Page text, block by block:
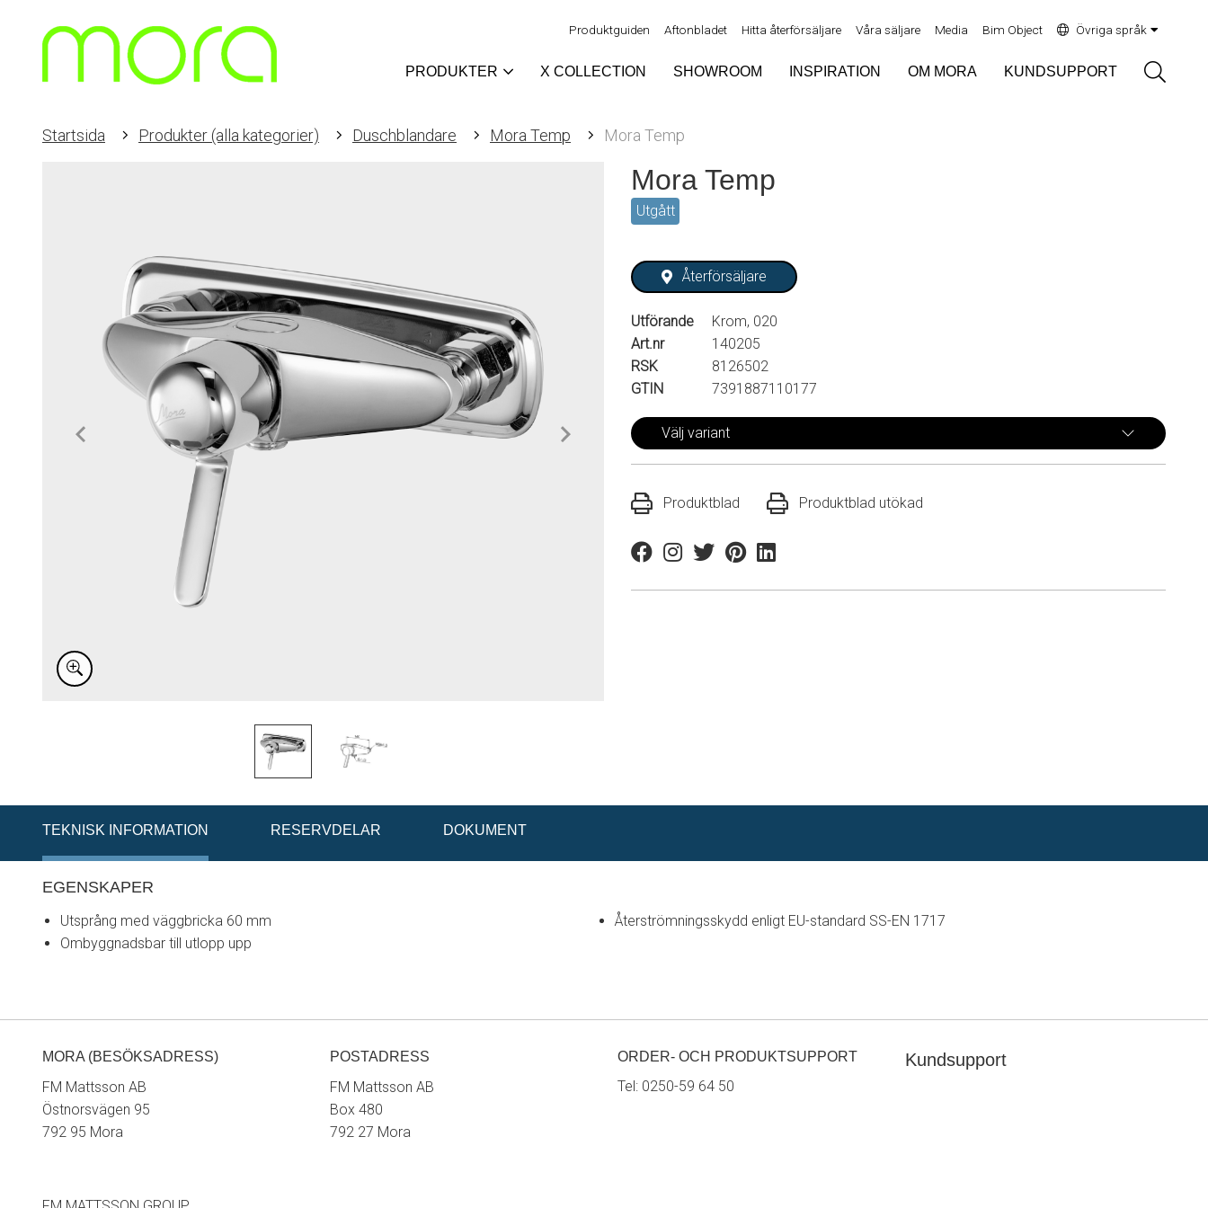
Produktguiden Aftonbladet Hitta återförsäljare Våra säljare Media Bim Object Övriga språk
PRODUKTER X COLLECTION SHOWROOM INSPIRATION OM MORA KUNDSUPPORT
Startsida Produkter (alla kategorier) Duschblandare Mora Temp Mora Temp
Mora Temp
Utgått
Återförsäljare
Utförande
Krom, 020
Art.nr
140205
RSK
8126502
GTIN
7391887110177
Välj variant
Produktblad Produktblad utökad
FacebookInstagram
TwitterPinterestLinkedin
TEKNISK INFORMATION RESERVDELAR DOKUMENT
EGENSKAPER
Utsprång med väggbricka 60 mm
Ombyggnadsbar till utlopp upp
Återströmningsskydd enligt EU-standard SS-EN 1717
MORA (BESÖKSADRESS)
FM Mattsson AB
Östnorsvägen 95
792 95 Mora
POSTADRESS
FM Mattsson AB
Box 480
792 27 Mora
ORDER- OCH PRODUKTSUPPORT
Tel: 0250-59 64 50
Kundsupport